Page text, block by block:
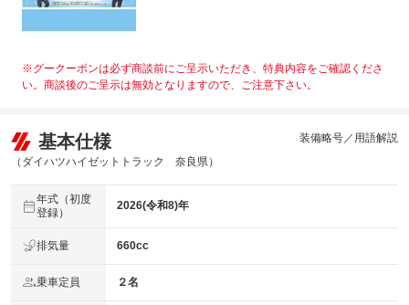
※グークーポンは必ず商談前にご呈示いただき、特典内容をご確認くださ
い。商談後のご呈示は無効となりますので、ご注意下さい。
基本仕様
（ダイハツハイゼットトラック 奈良県）
装備略号／用語解説
年式（初度
登録）
2026(令和8)年
排気量 660cc
乗車定員 ２名